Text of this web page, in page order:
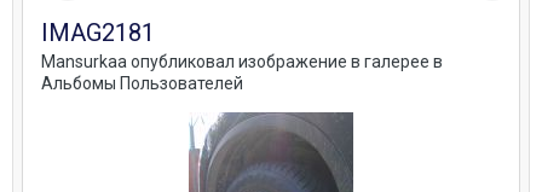
IMAG2181
Mansurkaa опубликовал изображение в галерее в
Альбомы Пользователей